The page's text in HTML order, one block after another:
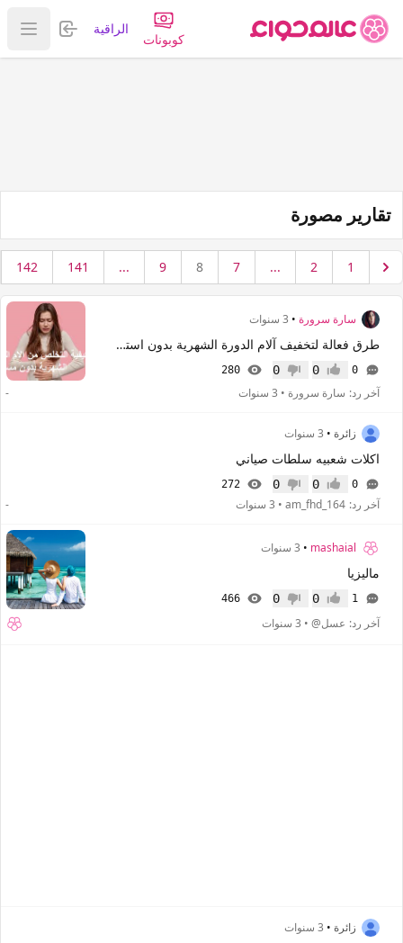
كوبونات
الراقية تسجيل
عرض
تقارير مصورة
1
2
...
7
8
9
...
141
142
سارة سرورة • 3 سنوات
طرق فعالة لتخفيف آلام الدورة الشهرية بدون استخدام المسكنات
0 إعجاب0 عدم إعجاب
0
280
آخر رد: سارة سرورة • 3 سنوات -
زائرة • 3 سنوات
اكلات شعبيه سلطات صياني
0 إعجاب0 عدم إعجاب
0
272
آخر رد: am_fhd_164
• 3 سنوات -
mashaial
• 3 سنوات
ماليزيا
1 إعجاب0 عدم إعجاب
0
466
آخر رد: عسل@ • 3 سنوات
زائرة • 3 سنوات